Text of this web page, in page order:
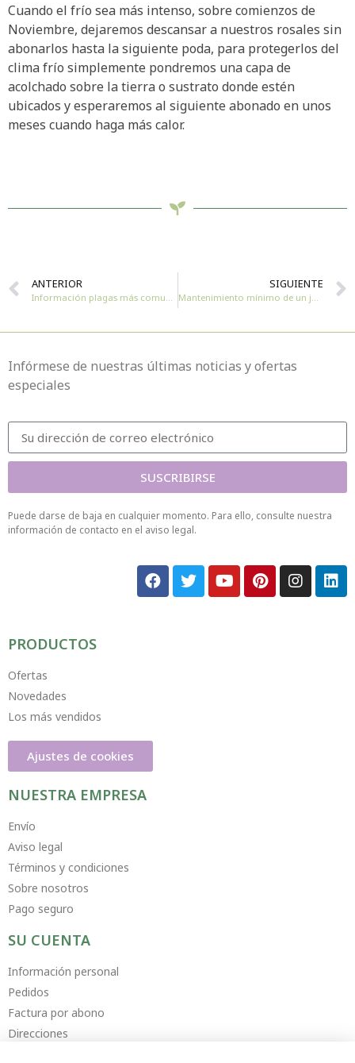
Cuando el frío sea más intenso, sobre comienzos de
Noviembre, dejaremos descansar a nuestros rosales sin
abonarlos hasta la siguiente poda, para protegerlos del
clima frío simplemente pondremos una capa de
acolchado sobre la tierra o sustrato donde estén
ubicados y esperaremos al siguiente abonado en unos
meses cuando haga más calor.
ANTERIOR SIGUIENTE
Infórmese de nuestras últimas noticias y ofertas
especiales
SUSCRIBIRSE
Puede darse de baja en cualquier momento. Para ello, consulte nuestra
información de contacto en el aviso legal.
PRODUCTOS
Ofertas
Novedades
Los más vendidos
Ajustes de cookies
NUESTRA EMPRESA
Envío
Aviso legal
Términos y condiciones
Sobre nosotros
Pago seguro
SU CUENTA
Información personal
Pedidos
Factura por abono
Direcciones